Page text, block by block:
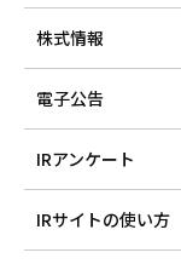
株式情報
電子公告
IRアンケート
IRサイトの使い方